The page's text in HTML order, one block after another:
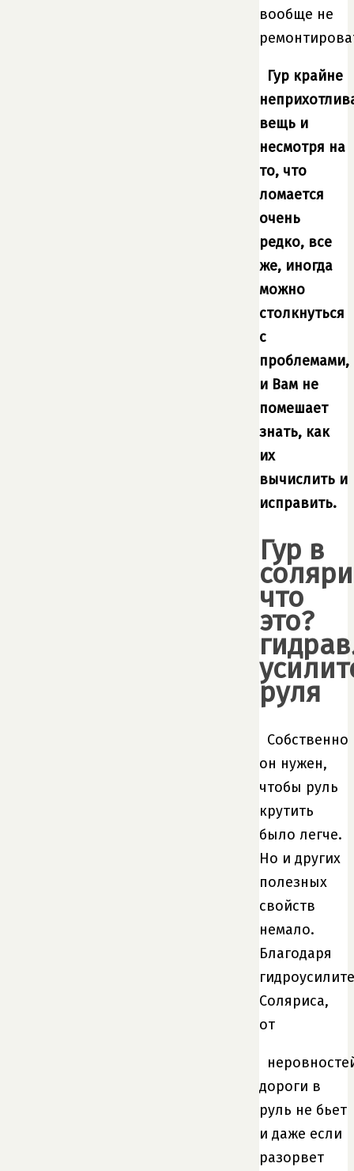
вообще не
Гур крайне
вещь и
несмотря на
то, что
ломается
очень
редко, все
же, иногда
можно
столкнуться
с
проблемами,
и Вам не
помешает
знать, как
их
вычислить и
исправить.
Гур в
что
это?
руля
Собственно
он нужен,
чтобы руль
крутить
было легче.
Но и других
полезных
свойств
немало.
Благодаря
Соляриса,
от
дороги в
руль не бьет
и даже если
разорвет